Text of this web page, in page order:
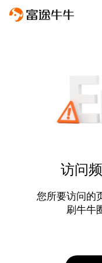
访问
您所要访问的
刷牛牛